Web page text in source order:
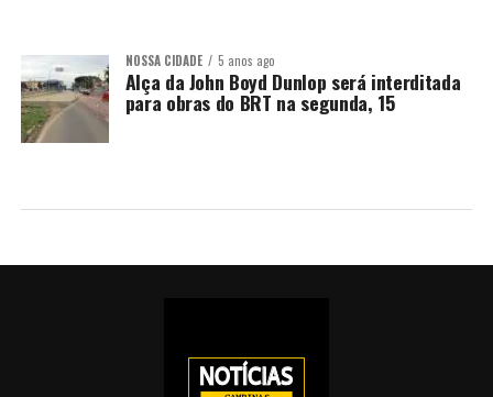
NOSSA CIDADE 5 anos ago
Alça da John Boyd Dunlop será interditada
para obras do BRT na segunda, 15